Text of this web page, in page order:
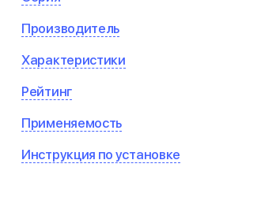
Производитель
Характеристики
Рейтинг
Применяемость
Инструкция по установке